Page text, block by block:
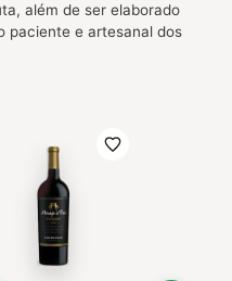
além de ser elaborado
paciente e artesanal dos